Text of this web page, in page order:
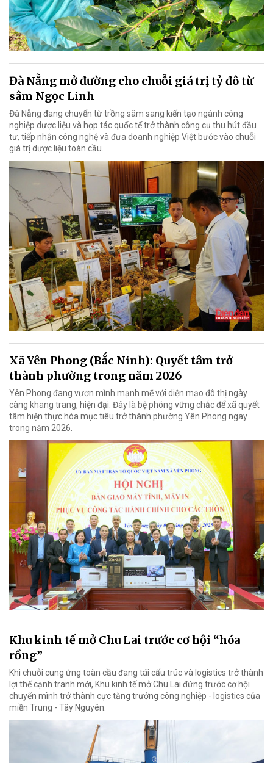
Đà Nẵng mở đường cho chuỗi giá trị tỷ đô từ
sâm Ngọc Linh
Đà Nẵng đang chuyển từ trồng sâm sang kiến tạo ngành công
nghiệp dược liệu và hợp tác quốc tế trở thành công cụ thu hút đầu
tư, tiếp nhận công nghệ và đưa doanh nghiệp Việt bước vào chuỗi
giá trị dược liệu toàn cầu.
Xã Yên Phong (Bắc Ninh): Quyết tâm trở
thành phường trong năm 2026
Yên Phong đang vươn mình mạnh mẽ với diện mạo đô thị ngày
càng khang trang, hiện đại. Đây là bệ phóng vững chắc để xã quyết
tâm hiện thực hóa mục tiêu trở thành phường Yên Phong ngay
trong năm 2026.
Khu kinh tế mở Chu Lai trước cơ hội “hóa
rồng”
Khi chuỗi cung ứng toàn cầu đang tái cấu trúc và logistics trở thành
lợi thế cạnh tranh mới, Khu kinh tế mở Chu Lai đứng trước cơ hội
chuyển mình trở thành cực tăng trưởng công nghiệp - logistics của
miền Trung - Tây Nguyên.